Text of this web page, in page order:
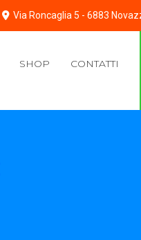
Via Roncaglia 5 - 6883
SHOP CONTATTI